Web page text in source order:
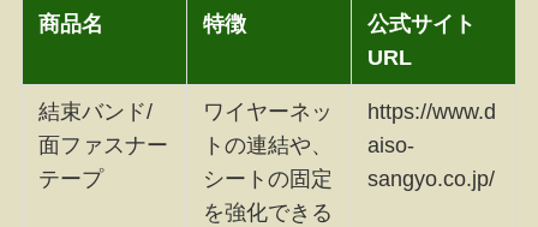
商品名 特徴
公式サイト
URL
結束バンド/
面ファスナー
テープ
ワイヤーネッ
トの連結や、
シートの固定
を強化できる
https://www.d
aiso-
sangyo.co.jp/